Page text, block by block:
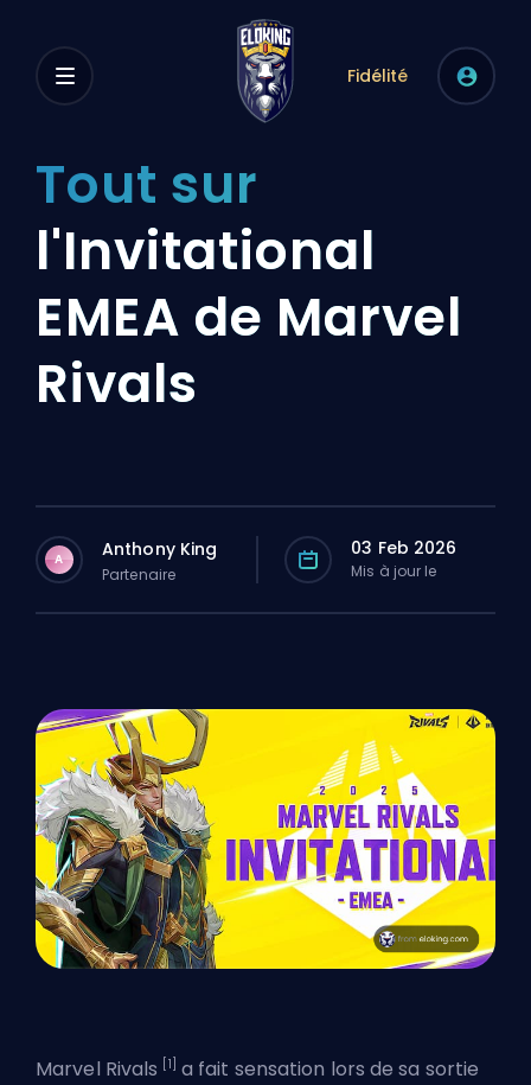
Fidélité
Tout sur
l'Invitational
EMEA de Marvel
Rivals
A Anthony King
Partenaire
03 Feb 2026
Mis à jour le
Marvel Rivals [1] a fait sensation lors de sa sortie